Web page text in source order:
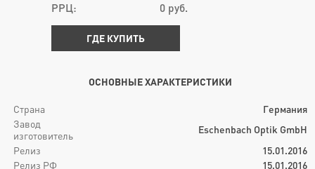
РРЦ: 0 руб.
ГДЕ КУПИТЬ
ОСНОВНЫЕ ХАРАКТЕРИСТИКИ
Страна
Германия
Завод
изготовитель
Eschenbach Optik GmbH
Релиз
15.01.2016
Релиз РФ
15.01.2016